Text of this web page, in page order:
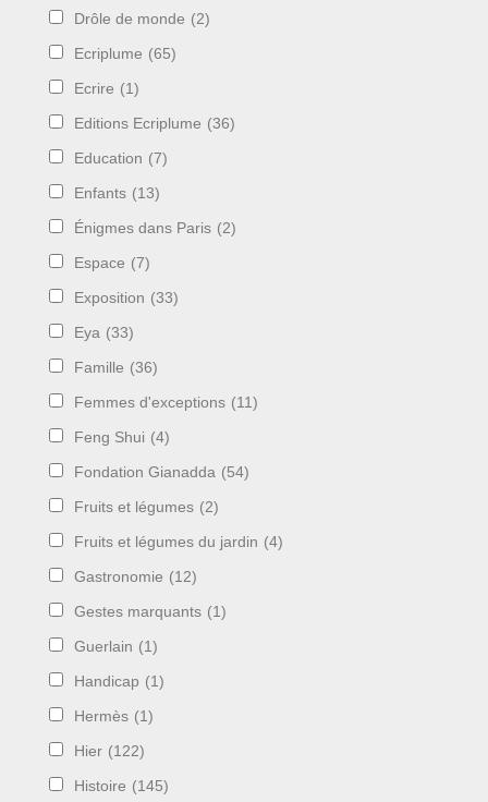
Drôle de monde (2)
Ecriplume (65)
Ecrire (1)
Editions Ecriplume (36)
Education (7)
Enfants (13)
Énigmes dans Paris (2)
Espace (7)
Exposition (33)
Eya (33)
Famille (36)
Femmes d'exceptions (11)
Feng Shui (4)
Fondation Gianadda (54)
Fruits et légumes (2)
Fruits et légumes du jardin (4)
Gastronomie (12)
Gestes marquants (1)
Guerlain (1)
Handicap (1)
Hermès (1)
Hier (122)
Histoire (145)